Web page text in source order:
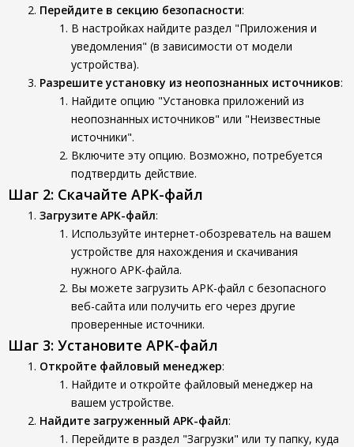
Перейдите в секцию безопасности:
В настройках найдите раздел "Приложения и
уведомления" (в зависимости от модели
устройства).
Разрешите установку из неопознанных источников:
Найдите опцию "Установка приложений из
неопознанных источников" или "Неизвестные
источники".
Включите эту опцию. Возможно, потребуется
подтвердить действие.
Шаг 2: Скачайте APK-файл
Загрузите APK-файл:
Используйте интернет-обозреватель на вашем
устройстве для нахождения и скачивания
нужного APK-файла.
Вы можете загрузить APK-файл с безопасного
веб-сайта или получить его через другие
проверенные источники.
Шаг 3: Установите APK-файл
Откройте файловый менеджер:
Найдите и откройте файловый менеджер на
вашем устройстве.
Найдите загруженный APK-файл:
Перейдите в раздел "Загрузки" или ту папку, куда